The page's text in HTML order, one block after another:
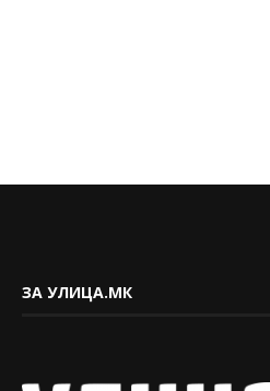
ЗА УЛИЦА.МК